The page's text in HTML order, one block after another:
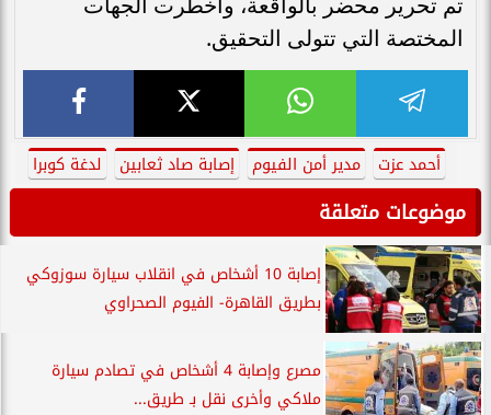
المختصة التي تتولى التحقيق.
أحمد عزت مدير أمن الفيوم إصابة صاد ثعابين لدغة كوبرا
موضوعات متعلقة
إصابة 10 أشخاص في انقلاب سيارة سوزوكي
بطريق القاهرة- الفيوم الصحراوي
مصرع وإصابة 4 أشخاص في تصادم سيارة
ملاكي وأخرى نقل بـ طريق...